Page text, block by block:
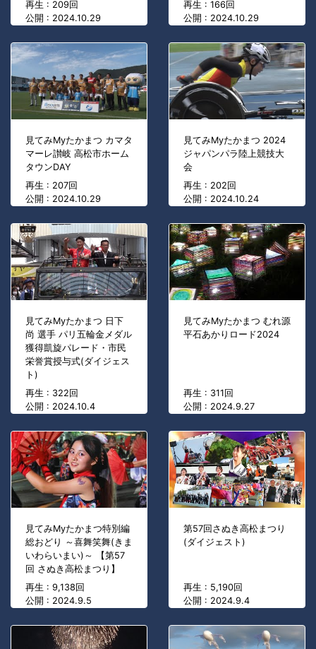
再生 : 209回
公開 : 2024.10.29
再生 : 166回
公開 : 2024.10.29
見てみMyたかまつ カマタ
マーレ讃岐 高松市ホーム
タウンDAY
再生 : 207回
公開 : 2024.10.29
見てみMyたかまつ 2024
ジャパンパラ陸上競技大
会
再生 : 202回
公開 : 2024.10.24
見てみMyたかまつ 日下
尚 選手 パリ五輪金メダル
獲得凱旋パレード・市民
栄誉賞授与式(ダイジェス
ト)
再生 : 322回
公開 : 2024.10.4
見てみMyたかまつ むれ源
平石あかりロード2024
再生 : 311回
公開 : 2024.9.27
見てみMyたかまつ特別編
総おどり ～喜舞笑舞(きま
いわらいまい)～ 【第57
回 さぬき高松まつり】
再生 : 9,138回
公開 : 2024.9.5
第57回さぬき高松まつり
(ダイジェスト)
再生 : 5,190回
公開 : 2024.9.4